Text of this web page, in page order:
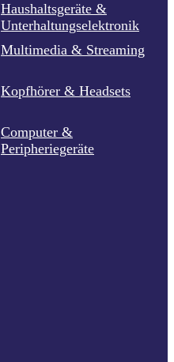
Haushaltsgeräte &
Unterhaltungselektronik
Multimedia & Streaming
Kopfhörer & Headsets
Computer &
Peripheriegeräte